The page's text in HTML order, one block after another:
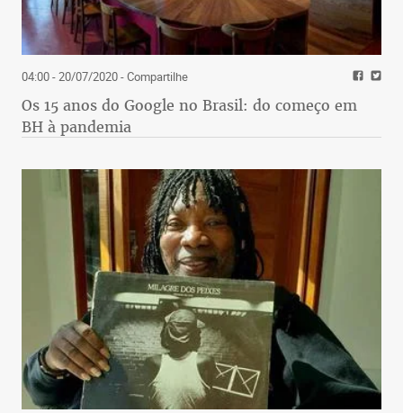
04:00 - 20/07/2020- Compartilhe
Os 15 anos do Google no Brasil: do começo em
BH à pandemia